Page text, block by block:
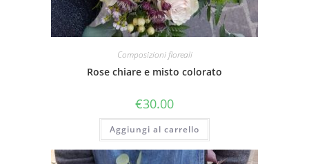
Composizioni floreali
Rose chiare e misto colorato
€30.00
Aggiungi al carrello